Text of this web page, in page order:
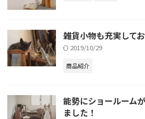
雑貨小物も充実して
2019/10/29
商品紹介
能勢にショールーム
ました！